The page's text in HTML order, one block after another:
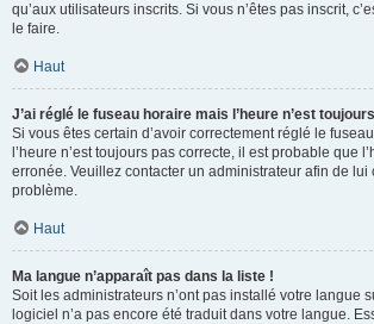
qu’aux utilisateurs inscrits. Si vous n’êtes pas inscrit,
le faire.
Haut
J’ai réglé le fuseau horaire mais l’heure n’est
Si vous êtes certain d’avoir correctement réglé le
l’heure n’est toujours pas correcte, il est probable que
erronée. Veuillez contacter un administrateur afin de lui
problème.
Haut
Ma langue n’apparaît pas dans la liste !
Soit les administrateurs n’ont pas installé votre langue
logiciel n’a pas encore été traduit dans votre langue.